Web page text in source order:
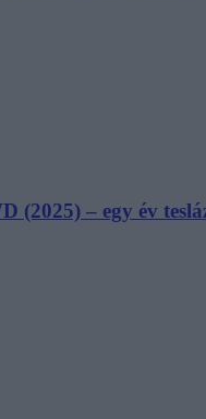
(2025) – egy év